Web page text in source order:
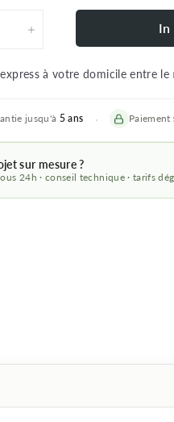
In
à votre domicile entre le
jusqu'à 5 ans Paiement
sur mesure ?
24h · conseil technique · tarifs